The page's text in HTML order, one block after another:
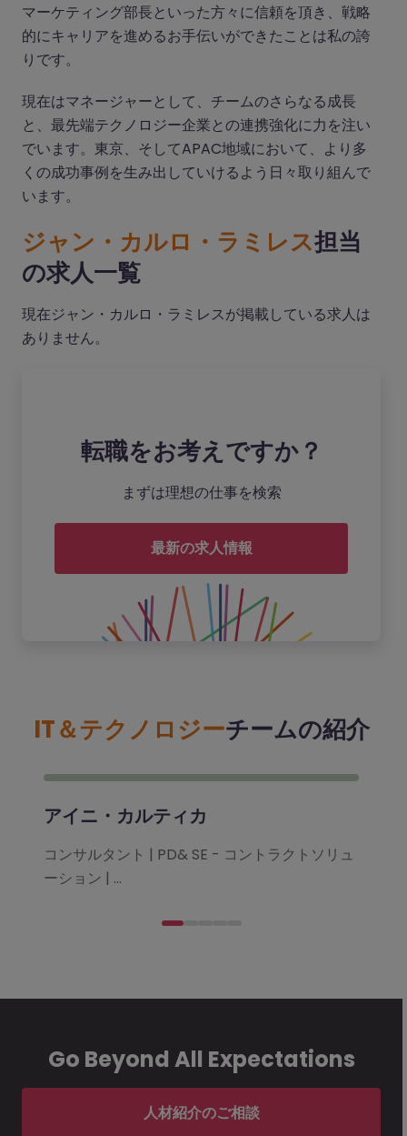
マーケティング部長といった方々に信頼を頂き、戦略
的にキャリアを進めるお手伝いができたことは私の誇
りです。
現在はマネージャーとして、チームのさらなる成長
と、最先端テクノロジー企業との連携強化に力を注い
でいます。東京、そしてAPAC地域において、より多
くの成功事例を生み出していけるよう日々取り組んで
います。
ジャン・カルロ・ラミレス担当
の求人一覧
現在ジャン・カルロ・ラミレスが掲載している求人は
ありません。
転職をお考えですか？
まずは理想の仕事を検索
最新の求人情報
IT＆テクノロジーチームの紹介
アイニ・カルティカ
コンサルタント | PD& SE - コントラクトソリュ
ーション | ...
Go Beyond All Expectations
人材紹介のご相談